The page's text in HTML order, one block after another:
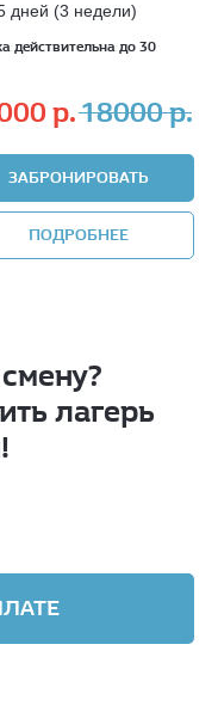
дней (3 недели)
действительна до 30
р.18000р.
ЗАБРОНИРОВАТЬ
ПОДРОБНЕЕ
лагерь